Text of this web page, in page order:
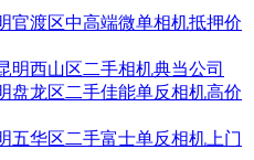
官渡区中高端微单相机抵押价
明西山区二手相机典当公司
盘龙区二手佳能单反相机高价
五华区二手富士单反相机上门